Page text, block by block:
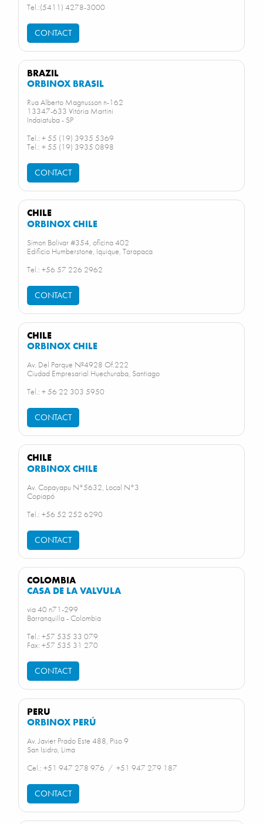
Tel.:(5411) 4278-3000
CONTACT
BRAZIL
ORBINOX BRASIL
Rua Alberto Magnusson n-162
13347-633 Vitória Martini
Indaiatuba - SP
Tel.: + 55 (19) 3935 5369
Tel.: + 55 (19) 3935 0898
CONTACT
CHILE
ORBINOX CHILE
Simon Bolivar #354, oficina 402
Edificio Humberstone, Iquique, Tarapaca
Tel.: +56 57 226 2962
CONTACT
CHILE
ORBINOX CHILE
Av. Del Parque Nº4928 Of.222
Ciudad Empresarial Huechuraba, Santiago
Tel.: + 56 22 303 5950
CONTACT
CHILE
ORBINOX CHILE
Av. Copayapu N°5632, Local N°3
Copiapó
Tel.: +56 52 252 6290
CONTACT
COLOMBIA
CASA DE LA VALVULA
via 40 n71-299
Barranquilla - Colombia
Tel.: +57 535 33 079
Fax: +57 535 31 270
CONTACT
PERU
ORBINOX PERÚ
Av. Javier Prado Este 488, Piso 9
San Isidro, Lima
Cel.: +51 947 278 976 / +51 947 279 187
CONTACT